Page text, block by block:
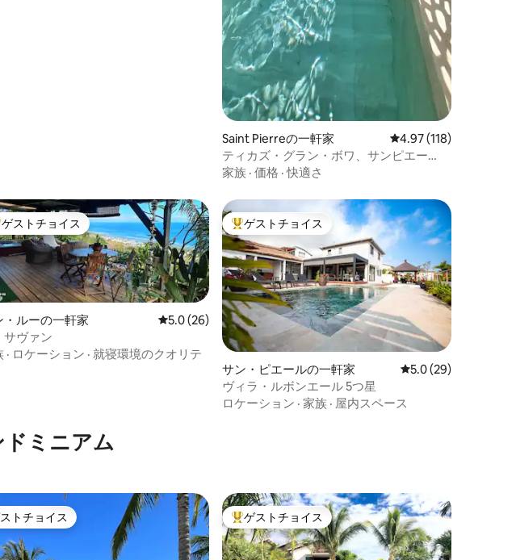
Saint Pierreの一軒家 レビュー118件、5つ
4.97 (118)
ティカズ・グラン・ボワ、サンピエー
ル、レユニオン島
家族 · 価格 ·快適さ
星中4.97つ星の平均評価
評のゲストチョイスです。
ゲストチョイス
・ルーの一軒家 レビュー26件、5つ星中5.0つ星の平均評価
5.0 (26)
サヴァン
· ロケーション · 就寝環境のクオリテ
大好評のゲストチョイスです。
ゲストチョイス
サン・ピエールの一軒家 レビュー29件、5つ
5.0 (29)
ヴィラ・ルボンエール 5つ星
ロケーション · 家族 · 屋内スペース
ミニアム
ストチョイス
トチョイス 大好評のゲストチョイスです。
ゲストチョイス